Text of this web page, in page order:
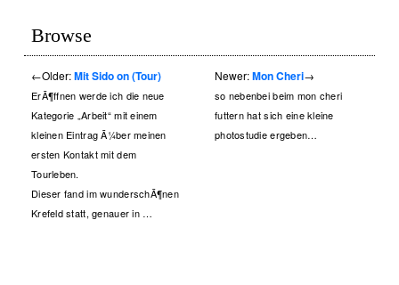
Browse
←Older:Mit Sido on (Tour)
ErÃ¶ffnen werde ich die neue
Kategorie „Arbeit“ mit einem
kleinen Eintrag Ã¼ber meinen
ersten Kontakt mit dem
Tourleben.
Dieser fand im wunderschÃ¶nen
Krefeld statt, genauer in …
Newer:Mon Cheri→
so nebenbei beim mon cheri
futtern hat sich eine kleine
photostudie ergeben…